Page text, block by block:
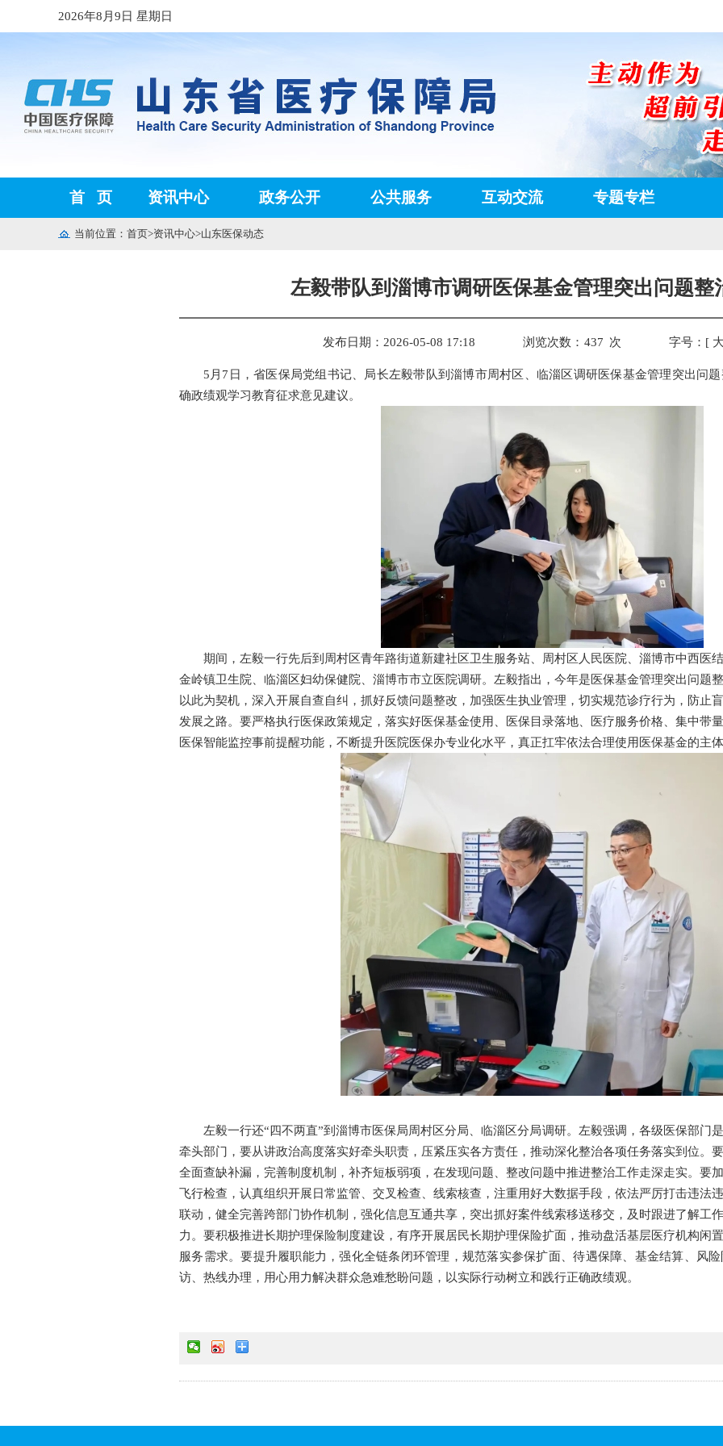
2026年8月9日 星期日
首 页 资讯中心 政务公开 公共服务 互动交流 专题专栏
当前位置： 首页>资讯中心>山东医保动态
左毅带队到淄博市调研医保基金管理突出问题整
发布日期：2026-05-08 17:18 浏览次数： 437 次 字号：[
5月7日，省医保局党组书记、局长左毅带队到淄博市周村区、临淄区调研医保基金管理突出问
确政绩观学习教育征求意见建议。
期间，左毅一行先后到周村区青年路街道新建社区卫生服务站、周村区人民医院、淄博市中西医
金岭镇卫生院、临淄区妇幼保健院、淄博市市立医院调研。左毅指出，今年是医保基金管理突出问题
以此为契机，深入开展自查自纠，抓好反馈问题整改，加强医生执业管理，切实规范诊疗行为，防止
发展之路。要严格执行医保政策规定，落实好医保基金使用、医保目录落地、医疗服务价格、集中带
医保智能监控事前提醒功能，不断提升医院医保办专业化水平，真正扛牢依法合理使用医保基金的主
左毅一行还“四不两直”到淄博市医保局周村区分局、临淄区分局调研。左毅强调，各级医保部门
牵头部门，要从讲政治高度落实好牵头职责，压紧压实各方责任，推动深化整治各项任务落实到位。
全面查缺补漏，完善制度机制，补齐短板弱项，在发现问题、整改问题中推进整治工作走深走实。要
飞行检查，认真组织开展日常监管、交叉检查、线索核查，注重用好大数据手段，依法严厉打击违法
联动，健全完善跨部门协作机制，强化信息互通共享，突出抓好案件线索移送移交，及时跟进了解工
力。要积极推进长期护理保险制度建设，有序开展居民长期护理保险扩面，推动盘活基层医疗机构闲
服务需求。要提升履职能力，强化全链条闭环管理，规范落实参保扩面、待遇保障、基金结算、风
访、热线办理，用心用力解决群众急难愁盼问题，以实际行动树立和践行正确政绩观。